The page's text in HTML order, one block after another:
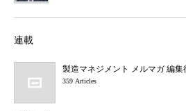
連載
製造マネジメント メルマガ 編集
359 Articles